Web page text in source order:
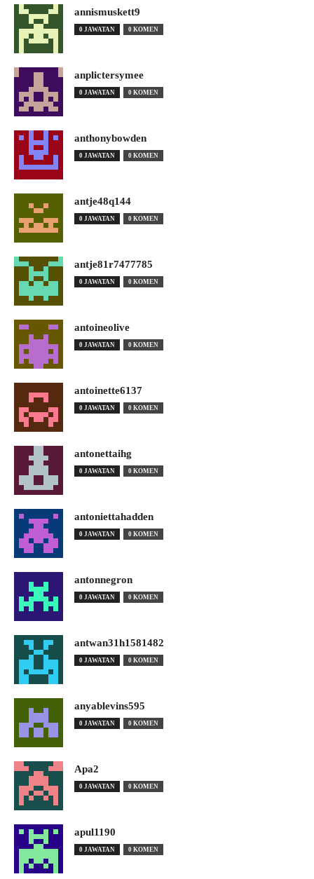
annismuskett9
0 JAWATAN 0 KOMEN
anplictersymee
0 JAWATAN 0 KOMEN
anthonybowden
0 JAWATAN 0 KOMEN
antje48q144
0 JAWATAN 0 KOMEN
antje81r7477785
0 JAWATAN 0 KOMEN
antoineolive
0 JAWATAN 0 KOMEN
antoinette6137
0 JAWATAN 0 KOMEN
antonettaihg
0 JAWATAN 0 KOMEN
antoniettahadden
0 JAWATAN 0 KOMEN
antonnegron
0 JAWATAN 0 KOMEN
antwan31h1581482
0 JAWATAN 0 KOMEN
anyablevins595
0 JAWATAN 0 KOMEN
Apa2
0 JAWATAN 0 KOMEN
apul1190
0 JAWATAN 0 KOMEN